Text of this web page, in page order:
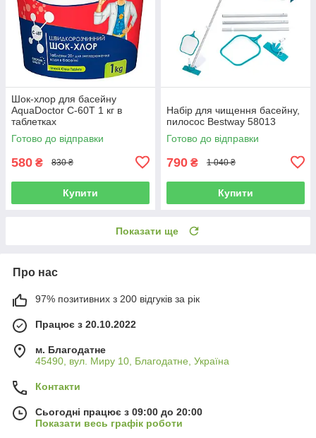
Шок-хлор для басейну
AquaDoctor C-60T 1 кг в
таблетках
Готово до відправки
580 ₴ 830 ₴
Купити
Набір для чищення басейну,
пилосос Bestway 58013
Готово до відправки
790 ₴ 1 040 ₴
Купити
Показати ще
Про нас
97% позитивних з 200 відгуків за рік
Працює з 20.10.2022
м. Благодатне
45490, вул. Миру 10, Благодатне, Україна
Контакти
Сьогодні працює з 09:00 до 20:00
Показати весь графік роботи